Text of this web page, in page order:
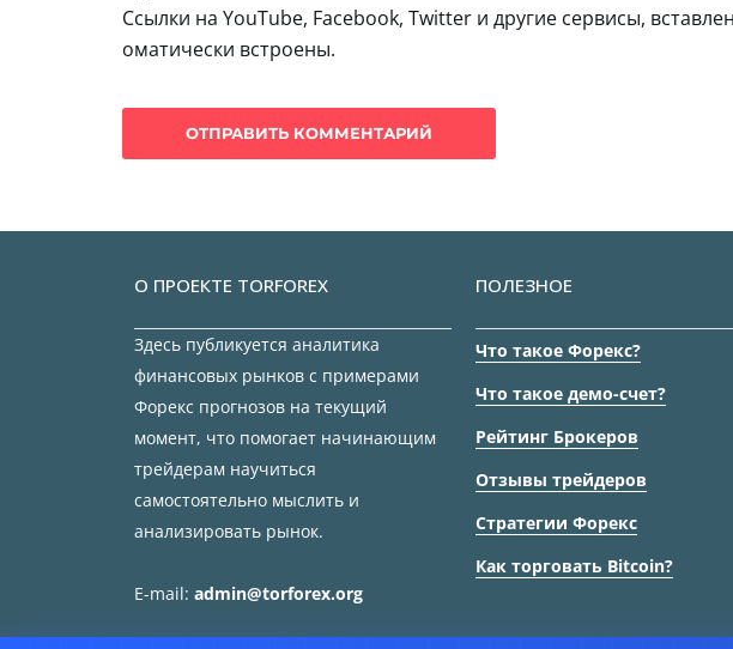
Ссылки на YouTube, Facebook, Twitter и другие сервисы,
оматически встроены.
О ПРОЕКТЕ TORFOREX
Здесь публикуется аналитика
финансовых рынков с примерами
Форекс прогнозов на текущий
момент, что помогает начинающим
трейдерам научиться
самостоятельно мыслить и
анализировать рынок.
E-mail: admin@torforex.org
ПОЛЕЗНОЕ
Что такое Форекс?
Что такое демо-счет?
Рейтинг Брокеров
Отзывы трейдеров
Стратегии Форекс
Как торговать Bitcoin?